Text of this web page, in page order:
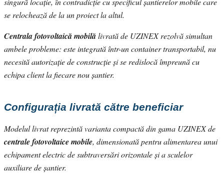
se relochează de la un proiect la altul.
Centrala fotovoltaică mobilălivrată de UZINEX rezolvă simultan
ambele probleme: este integrată într-un container transportabil, nu
necesită autorizație de construcție și se redislocă împreună cu
echipa client la fiecare nou șantier.
Configurația livrată către beneficiar
Modelul livrat reprezintă varianta compactă din gama UZINEX de
centrale fotovoltaice mobile, dimensionată pentru alimentarea unui
echipament electric de subtraversări orizontale și a sculelor
auxiliare de șantier.